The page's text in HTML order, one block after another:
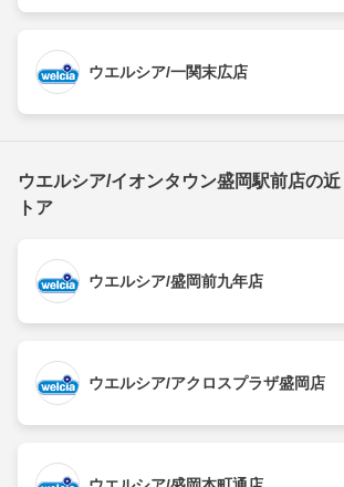
ウエルシア/一関末広店
ウエルシア/イオンタウン盛岡駅前店の
トア
ウエルシア/盛岡前九年店
ウエルシア/アクロスプラザ盛岡店